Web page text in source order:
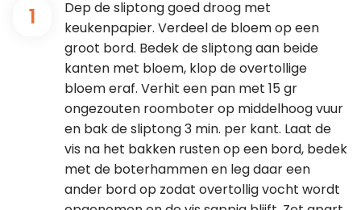
1
Dep de sliptong goed droog met
keukenpapier. Verdeel de bloem op een
groot bord. Bedek de sliptong aan beide
kanten met bloem, klop de overtollige
bloem eraf. Verhit een pan met 15 gr
ongezouten roomboter op middelhoog vuur
en bak de sliptong 3 min. per kant. Laat de
vis na het bakken rusten op een bord, bedek
met de boterhammen en leg daar een
ander bord op zodat overtollig vocht wordt